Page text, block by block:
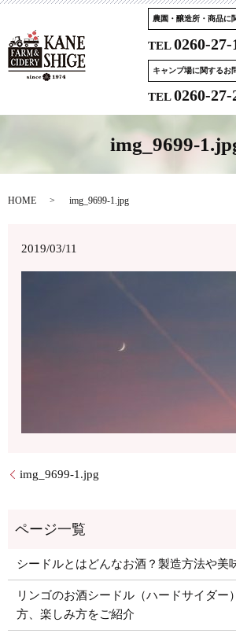
農園・醸造所・商品に
TEL0260-27-
キャンプ場に関するお
TEL0260-27-
img_9699-
HOME img_9699-1.jpg
2019/03/11
img_9699-1.jpg
シードルとはどんなお酒？製造方法や美
リンゴのお酒シードル（ハードサイダー
方、楽しみ方をご紹介